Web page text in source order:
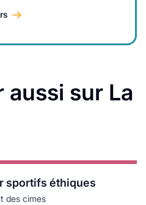
sur La
sportifs éthiques
des cimes